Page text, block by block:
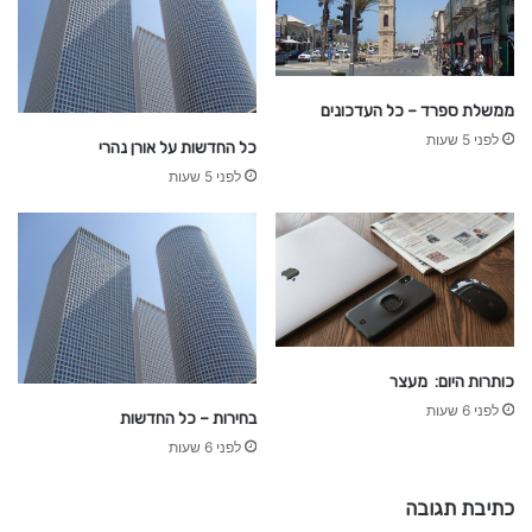
ממשלת ספרד – כל העדכונים
לפני 5 שעות כל החדשות על אורן נהרי
לפני 5 שעות
כותרות היום: מעצר
לפני 6 שעות בחירות – כל החדשות
לפני 6 שעות
כתיבת תגובה